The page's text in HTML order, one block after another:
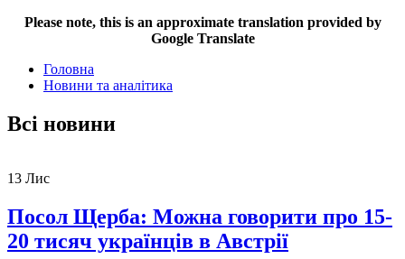
Please note, this is an approximate translation provided by
Google Translate
Головна
Новини та аналітика
Всі новини
13 Лис
Посол Щерба: Можна говорити про 15-
20 тисяч українців в Австрії